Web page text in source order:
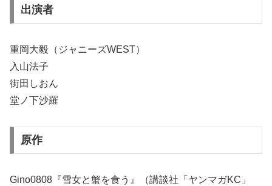
出演者
重岡大毅（ジャニーズWEST）
入山法子
街田しおん
堂ノ下沙羅
原作
Gino0808『雪女と蟹を食う』（講談社「ヤンマガKC」